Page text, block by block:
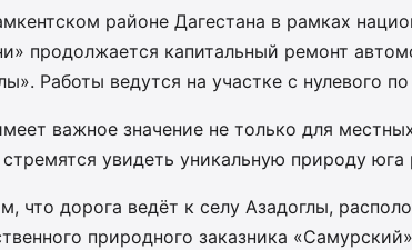
районе Дагестана в рамках
продолжается капитальный ремонт
Работы ведутся на участке с нулевого
важное значение не только для
увидеть уникальную природу юга
что дорога ведёт к селу Азадоглы,
природного заказника